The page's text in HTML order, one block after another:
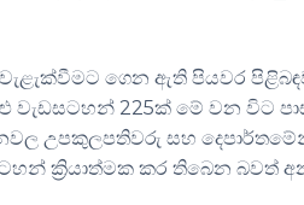
ගෙන ඇති පියවර
225ක් මේ වන විට
උපකුලපතිවරු සහ
ක්‍රියාත්මක කර තිබෙන බවත්